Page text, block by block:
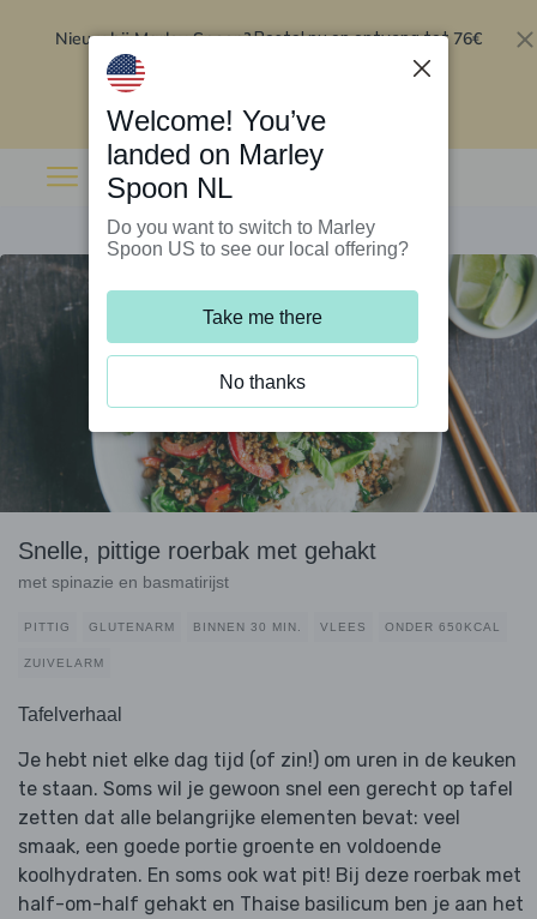
Nieuw bij Marley Spoon?Bestel nu en ontvang tot 76€
Snelle, pittige roerbak met gehakt
met spinazie en basmatirijst
PITTIG GLUTENARM BINNEN 30 MIN. VLEES ONDER 650KCAL
ZUIVELARM
Tafelverhaal
Je hebt niet elke dag tijd (of zin!) om uren in de keuken
te staan. Soms wil je gewoon snel een gerecht op tafel
zetten dat alle belangrijke elementen bevat: veel
smaak, een goede portie groente en voldoende
koolhydraten. En soms ook wat pit! Bij deze roerbak met
half-om-half gehakt en Thaise basilicum ben je aan het
Welcome! You’ve
landed on Marley
Spoon NL
Do you want to switch to Marley
Spoon US to see our local offering?
Take me there
No thanks